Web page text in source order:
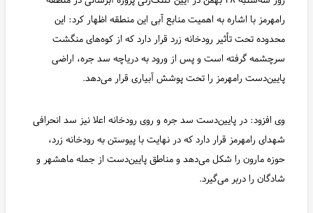
رامهرمز با اشاره به اهمیت منابع آبی این منطقه اظهار کرد: این
محدوده تحت تأثیر رودخانه زرد قرار دارد که از کوه‌های منگشت
سرچشمه گرفته است و پس از ورود به دریاچه سد جره، اراضی
پایین‌دست رامهرمز را تحت پوشش آبیاری قرار می‌دهد.
وی افزود: در پایین‌دست سد جره و روی رودخانه اعلا نیز سد انحرافی
شهدای رامهرمز قرار دارد که در نهایت با پیوستن به رودخانه زرد،
حوزه مارون را شکل می‌دهد و مناطق پایین‌دست از جمله ماهشهر و
شادگان را دربر می‌گیرد.